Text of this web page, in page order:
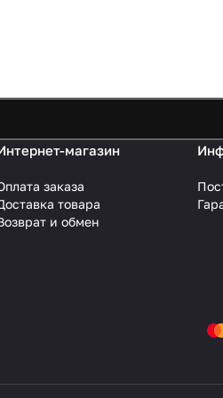
магазин
заказа
товара
и обмен